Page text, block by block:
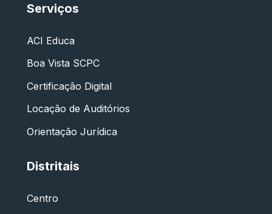
Serviços
ACI Educa
Boa Vista SCPC
Certificação Digital
Locação de Auditórios
Orientação Jurídica
Distritais
Centro